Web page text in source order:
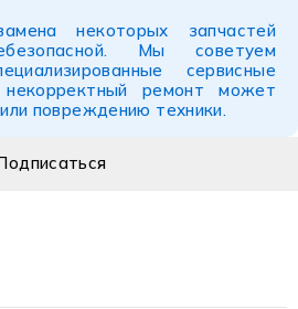
некоторых запчастей
Мы советуем
сервисные
некорректный ремонт может
повреждению техники.